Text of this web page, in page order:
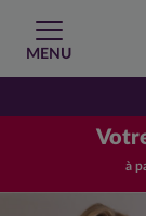
MENU
à